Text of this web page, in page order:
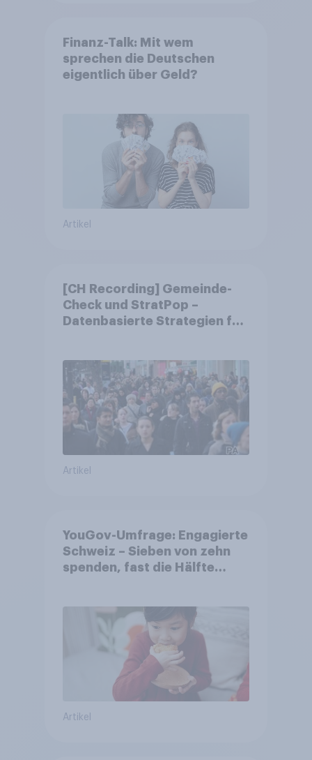
Finanz-Talk: Mit wem
sprechen die Deutschen
eigentlich über Geld?
Artikel
[CH Recording] Gemeinde-
Check und StratPop –
Datenbasierte Strategien für
Artikel
YouGov-Umfrage: Engagierte
Schweiz – Sieben von zehn
spenden, fast die Hälfte
Artikel